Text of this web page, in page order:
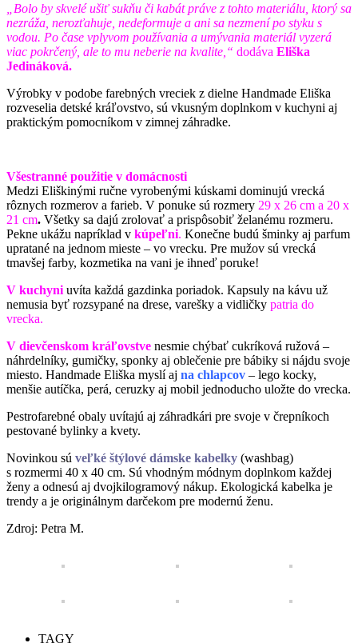
„Bolo by skvelé ušiť sukňu či kabát práve z tohto materiálu, ktorý sa
nezráža, nerozťahuje, nedeformuje a ani sa nezmení po styku s
vodou. Po čase vplyvom používania a umývania materiál vyzerá
viac pokrčený, ale to mu neberie na kvalite,“ dodáva Eliška
Jedináková.
Výrobky v podobe farebných vreciek z dielne Handmade Eliška
rozveselia detské kráľovstvo, sú vkusným doplnkom v kuchyni aj
praktickým pomocníkom v zimnej záhradke.
Všestranné použitie v domácnosti
Medzi Eliškinými ručne vyrobenými kúskami dominujú vrecká
rôznych rozmerov a farieb. V ponuke sú rozmery 29 x 26 cm a 20 x
21 cm. Všetky sa dajú zrolovať a prispôsobiť želanému rozmeru.
Pekne ukážu napríklad v kúpeľni. Konečne budú šminky aj parfum
upratané na jednom mieste – vo vrecku. Pre mužov sú vrecká
tmavšej farby, kozmetika na vani je ihneď poruke!
V kuchyni uvíta každá gazdinka poriadok. Kapsuly na kávu už
nemusia byť rozsypané na drese, varešky a vidličky patria do
vrecka.
V dievčenskom kráľovstve nesmie chýbať cukríková ružová –
náhrdelníky, gumičky, sponky aj oblečenie pre bábiky si nájdu svoje
miesto. Handmade Eliška myslí aj na chlapcov – lego kocky,
menšie autíčka, perá, ceruzky aj mobil jednoducho uložte do vrecka.
Pestrofarebné obaly uvítajú aj záhradkári pre svoje v črepníkoch
pestované bylinky a kvety.
Novinkou sú veľké štýlové dámske kabelky (washbag)
s rozmermi 40 x 40 cm. Sú vhodným módnym doplnkom každej
ženy a odnesú aj dvojkilogramový nákup. Ekologická kabelka je
trendy a je originálnym darčekom pre modernú ženu.
Zdroj: Petra M.
TAGY